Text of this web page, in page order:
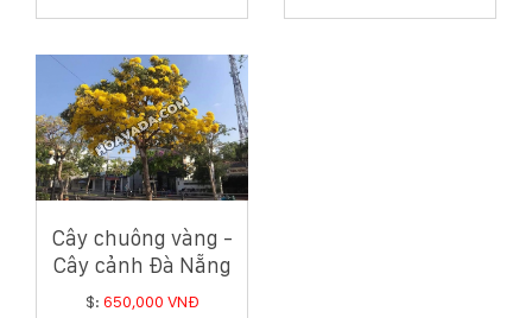
Cây chuông vàng -
Cây cảnh Đà Nẵng
$: 650,000 VNĐ